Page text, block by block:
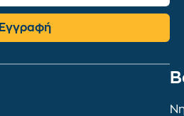
Εγγραφή